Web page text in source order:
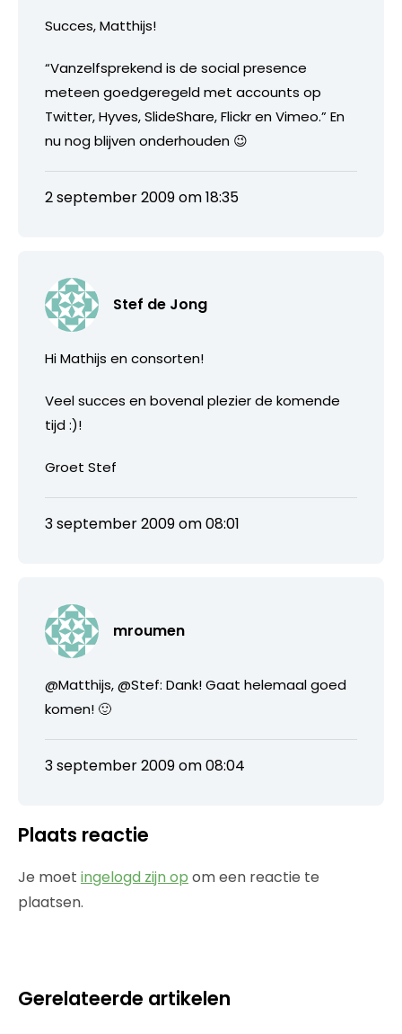
Succes, Matthijs!
“Vanzelfsprekend is de social presence
meteen goedgeregeld met accounts op
Twitter, Hyves, SlideShare, Flickr en Vimeo.” En
nu nog blijven onderhouden 😉
2 september 2009 om 18:35
Stef de Jong
Hi Mathijs en consorten!
Veel succes en bovenal plezier de komende
tijd :)!
Groet Stef
3 september 2009 om 08:01
mroumen
@Matthijs, @Stef: Dank! Gaat helemaal goed
komen! 🙂
3 september 2009 om 08:04
Plaats reactie
Je moet ingelogd zijn op om een reactie te
plaatsen.
Gerelateerde artikelen